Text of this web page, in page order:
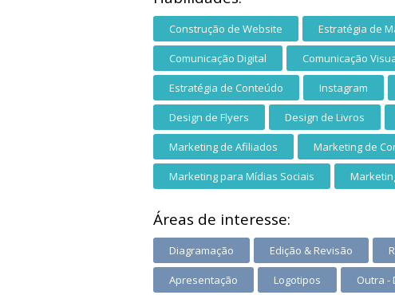
Construção de Website Estratégia de
Comunicação Digital Comunicação
Estratégia de Conteúdo Instagram
Design de Flyers Design de Livros
Marketing de Afiliados Marketing de
Marketing para Mídias Sociais
Áreas de interesse:
Diagramação Edição & Revisão
Apresentação Logotipos Outra -